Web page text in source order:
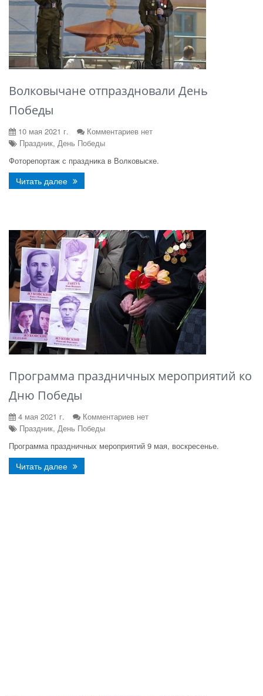
Волковычане отпраздновали День
Победы
10 мая 2021 г.
Комментариев нет
Праздник, День Победы
Фоторепортаж с праздника в Волковыске.
Читать далее
Программа праздничных мероприятий ко
Дню Победы
4 мая 2021 г.
Комментариев нет
Праздник, День Победы
Программа праздничных мероприятий 9 мая, воскресенье.
Читать далее